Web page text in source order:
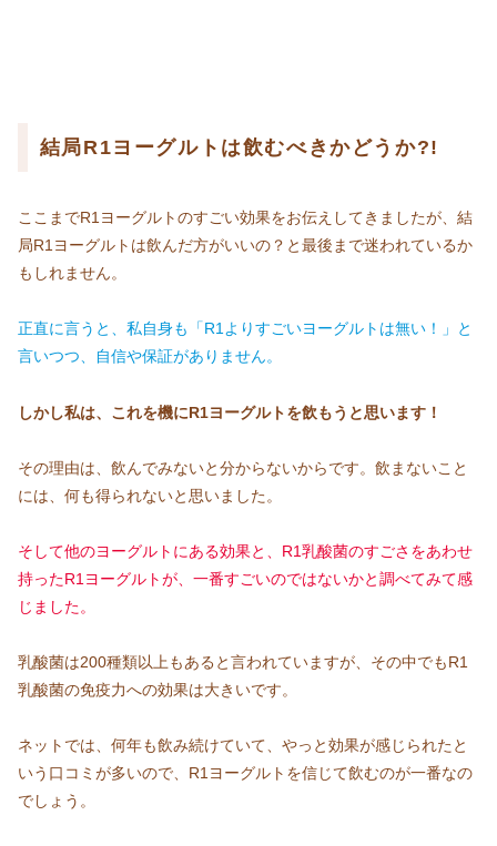
結局R1ヨーグルトは飲むべきかどうか?!
ここまでR1ヨーグルトのすごい効果をお伝えしてきましたが、結
局R1ヨーグルトは飲んだ方がいいの？と最後まで迷われているか
もしれません。
正直に言うと、私自身も「R1よりすごいヨーグルトは無い！」と
言いつつ、自信や保証がありません。
しかし私は、これを機にR1ヨーグルトを飲もうと思います！
その理由は、飲んでみないと分からないからです。飲まないこと
には、何も得られないと思いました。
そして他のヨーグルトにある効果と、R1乳酸菌のすごさをあわせ
持ったR1ヨーグルトが、一番すごいのではないかと調べてみて感
じました。
乳酸菌は200種類以上もあると言われていますが、その中でもR1
乳酸菌の免疫力への効果は大きいです。
ネットでは、何年も飲み続けていて、やっと効果が感じられたと
いう口コミが多いので、R1ヨーグルトを信じて飲むのが一番なの
でしょう。